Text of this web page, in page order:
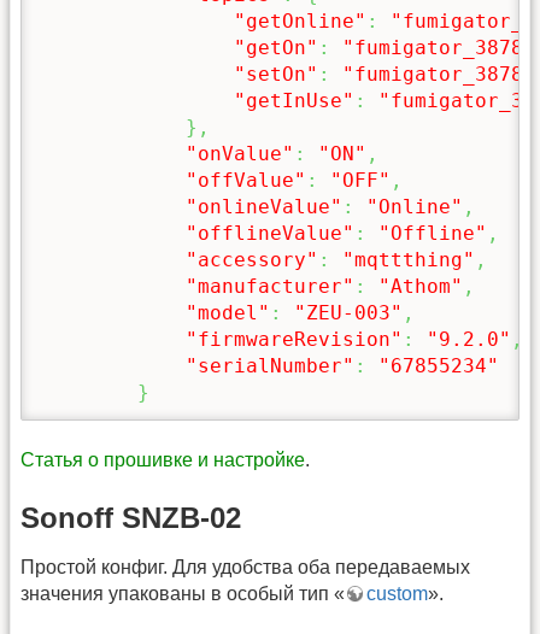
"getOnline" :
"getOn" :
"setOn" :
"getInUse" :
} ,
"onValue" : "ON" ,
"offValue" : "OFF" ,
"onlineValue" : "Online" ,
"offlineValue" : "Offline" ,
"accessory" : "mqttthing" ,
"manufacturer" : "Athom" ,
"model" : "ZEU-003" ,
"firmwareRevision" : "9.2.0" ,
"serialNumber" :
"67855234"
}
Статья о прошивке и настройке.
Sonoff SNZB-02
Простой конфиг. Для удобства оба передаваемых
значения упакованы в особый тип «
custom».